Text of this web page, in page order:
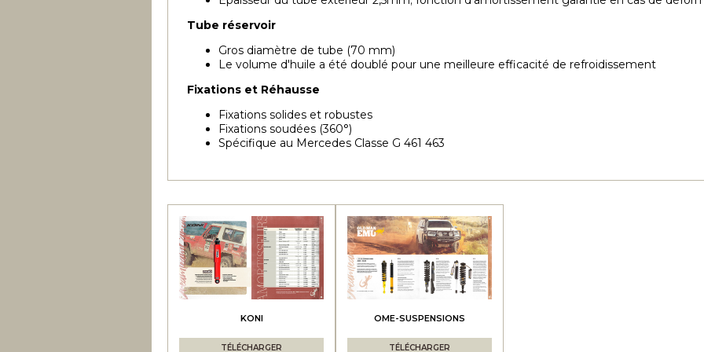
Tube réservoir
Gros diamètre de tube (70 mm)
Le volume d'huile a été doublé pour une meilleure efficacité de refroidissement
Fixations et Réhausse
Fixations solides et robustes
Fixations soudées (360°)
Spécifique au Mercedes Classe G 461 463
KONI
TÉLÉCHARGER
OME-SUSPENSIONS
TÉLÉCHARGER